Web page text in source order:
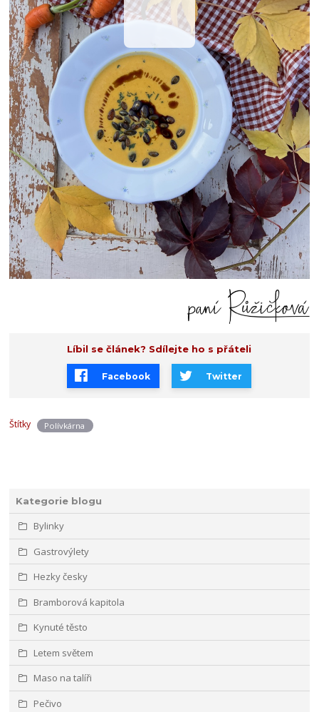
Kategorie blogu
Bylinky
Gastrovýlety
Hezky česky
Bramborová kapitola
Kynuté těsto
Letem světem
Maso na talíři
Pečivo
Líbil se článek? Sdílejte ho s přáteli
Facebook Twitter
Štítky Polívkárna